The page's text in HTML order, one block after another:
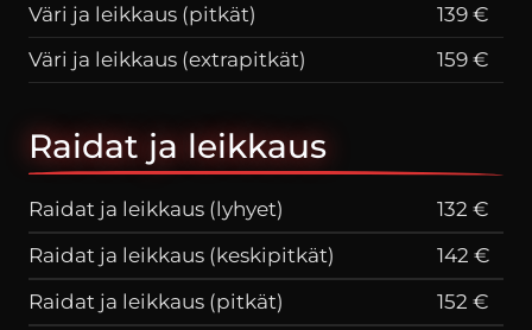
Väri ja leikkaus (pitkät)
139 €
Väri ja leikkaus (extrapitkät)
159 €
Raidat ja leikkaus
Raidat ja leikkaus (lyhyet)
132 €
Raidat ja leikkaus (keskipitkät)
142 €
Raidat ja leikkaus (pitkät)
152 €